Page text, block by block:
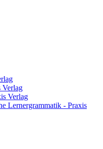
Verlag
Verlag
Lernergrammatik - Praxis